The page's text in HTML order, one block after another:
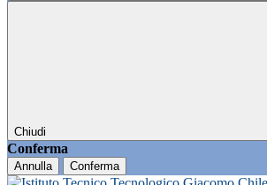
Chiudi
Conferma
Annulla Conferma